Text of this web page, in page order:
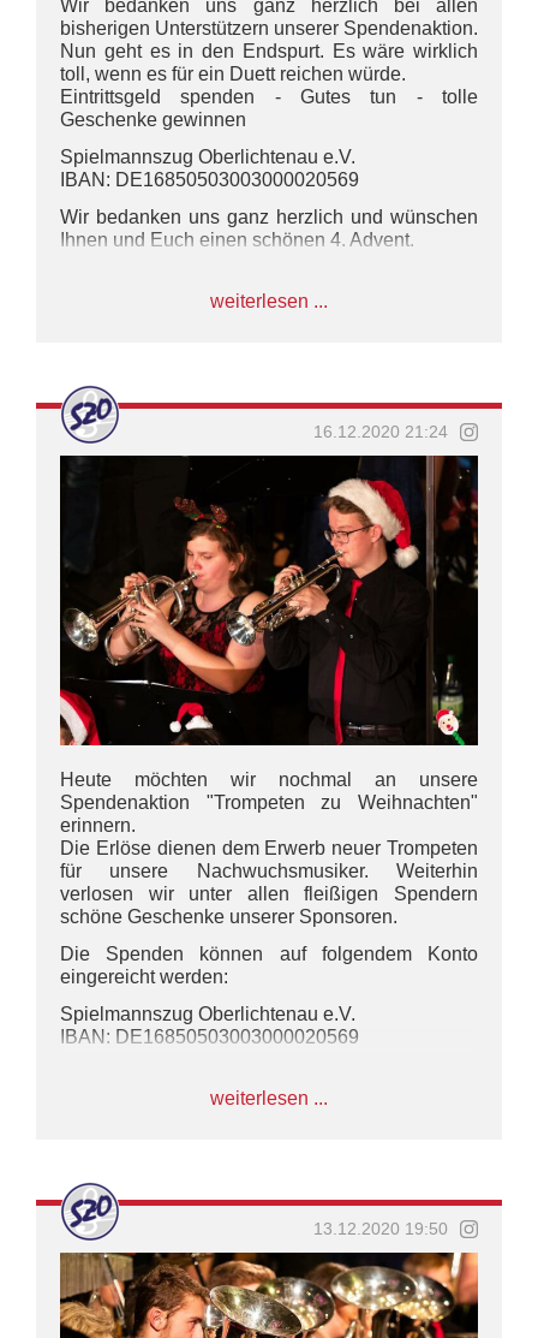
Wir bedanken uns ganz herzlich bei allen
bisherigen Unterstützern unserer Spendenaktion.
Nun geht es in den Endspurt. Es wäre wirklich
toll, wenn es für ein Duett reichen würde.
Eintrittsgeld spenden - Gutes tun - tolle
Geschenke gewinnen
Spielmannszug Oberlichtenau e.V.
IBAN: DE16850503003000020569
Wir bedanken uns ganz herzlich und wünschen
Ihnen und Euch einen schönen 4. Advent.
#nachwuchs #juniorband #kinder #kids #musik
#danke #advent #geschenk
weiterlesen ...
16.12.2020 21:24
Heute möchten wir nochmal an unsere
Spendenaktion "Trompeten zu Weihnachten"
erinnern.
Die Erlöse dienen dem Erwerb neuer Trompeten
für unsere Nachwuchsmusiker. Weiterhin
verlosen wir unter allen fleißigen Spendern
schöne Geschenke unserer Sponsoren.
Die Spenden können auf folgendem Konto
eingereicht werden:
Spielmannszug Oberlichtenau e.V.
IBAN: DE16850503003000020569
#musik #music #yamahamusic #sonordrums
#geschenk
weiterlesen ...
13.12.2020 19:50